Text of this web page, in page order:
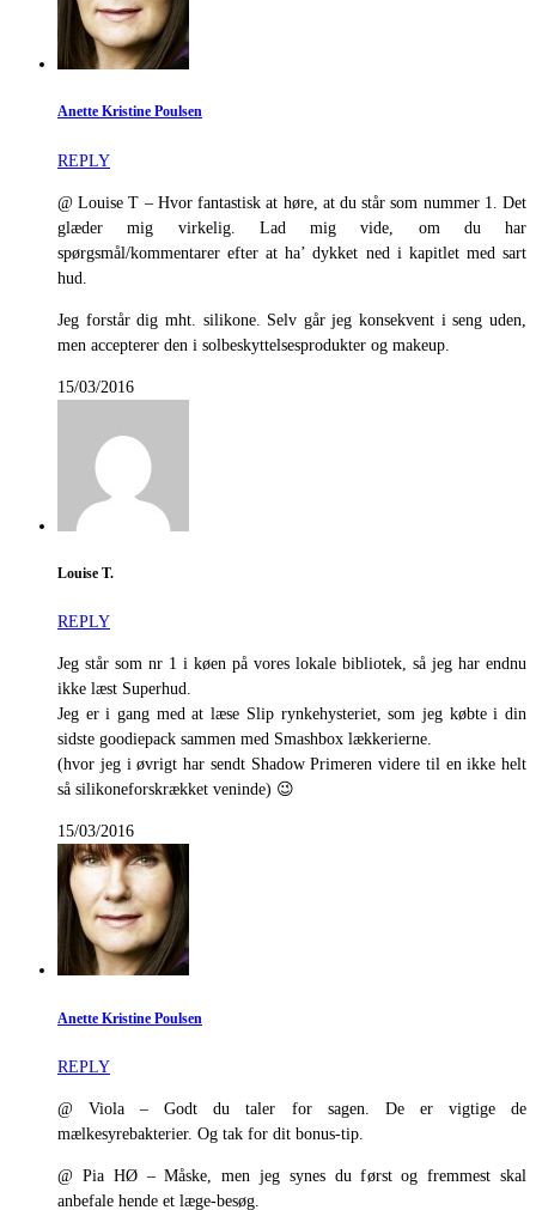
Anette Kristine Poulsen
REPLY
@ Louise T – Hvor fantastisk at høre, at du står som nummer 1. Det
glæder mig virkelig. Lad mig vide, om du har
spørgsmål/kommentarer efter at ha’ dykket ned i kapitlet med sart
hud.
Jeg forstår dig mht. silikone. Selv går jeg konsekvent i seng uden,
men accepterer den i solbeskyttelsesprodukter og makeup.
15/03/2016
Louise T.
REPLY
Jeg står som nr 1 i køen på vores lokale bibliotek, så jeg har endnu
ikke læst Superhud.
Jeg er i gang med at læse Slip rynkehysteriet, som jeg købte i din
sidste goodiepack sammen med Smashbox lækkerierne.
(hvor jeg i øvrigt har sendt Shadow Primeren videre til en ikke helt
så silikoneforskrækket veninde) 😉
15/03/2016
Anette Kristine Poulsen
REPLY
@ Viola – Godt du taler for sagen. De er vigtige de
mælkesyrebakterier. Og tak for dit bonus-tip.
@ Pia HØ – Måske, men jeg synes du først og fremmest skal
anbefale hende et læge-besøg.